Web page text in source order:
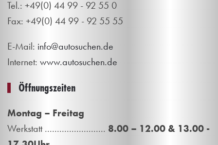
Tel.: +49(0) 44 99 - 92 55 0
Fax: +49(0) 44 99 - 92 55 55
E-Mail: info@autosuchen.de
Internet: www.autosuchen.de
Öffnungszeiten
Montag – Freitag
Werkstatt ......................... 8.00 – 12.00 & 13.00 -